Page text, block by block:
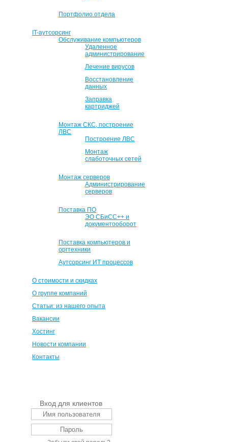
Портфолио отдела
IT-аутсорсинг
Обслуживание компьютеров
Удаленное
администрирование
Лечение вирусов
Восстановление
данных
Заправка
картриджей
Монтаж СКС, построение
ЛВС
Построение ЛВС
Монтаж
слаботочных сетей
Монтаж серверов
Администрирование
серверов
Поставка ПО
ЭО СБиСС++ и
документооборот
Поставка компьютеров и
оргтехники
Аутсорсинг ИТ процессов
О стоимости и скидках
О группе компаний
Статьи: из нашего опыта
Вакансии
Хостинг
Новости компании
Контакты
Вход для клиентов